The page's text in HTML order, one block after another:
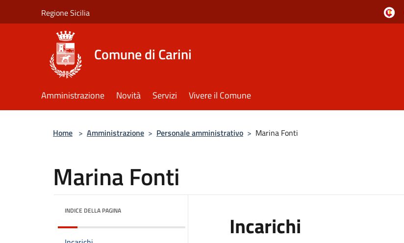
Regione Sicilia
Comune di Carini
Amministrazione Novità Servizi Vivere il Comune
Home > Amministrazione > Personale amministrativo > Marina Fonti
Marina Fonti
INDICE DELLA PAGINA
Incarichi